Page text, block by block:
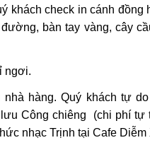
khách check in cánh đồng
bàn tay vàng, cây
ngơi.
hàng. Quý khách tự
Công chiêng (chi phí tự
nhạc Trịnh tại Cafe Diễm